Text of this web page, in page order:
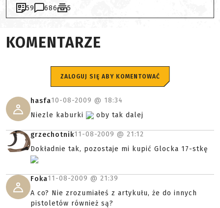
59 686 5
KOMENTARZE
ZALOGUJ SIĘ ABY KOMENTOWAĆ
hasfa10-08-2009 @ 18:34
Niezle kaburki
oby tak dalej
grzechotnik11-08-2009 @ 21:12
Dokładnie tak, pozostaje mi kupić Glocka 17-stkę
Foka11-08-2009 @ 21:39
A co? Nie zrozumiałeś z artykułu, że do innych
pistoletów również są?